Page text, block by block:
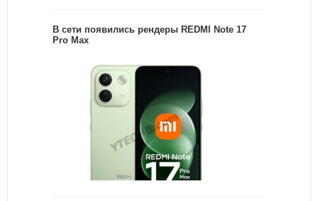
В сети появились рендеры REDMI Note 17
Pro Max